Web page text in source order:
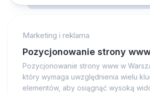
Marketing i reklama
Pozycjonowanie strony
Pozycjonowanie strony www w
który wymaga uwzględnienia wielu
elementów, aby osiągnąć wysoką